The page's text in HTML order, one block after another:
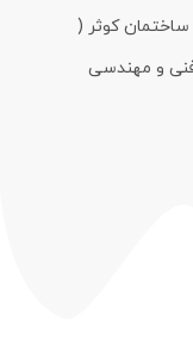
ساختمان کوثر (
ب، شرکت فنی و مهندسی